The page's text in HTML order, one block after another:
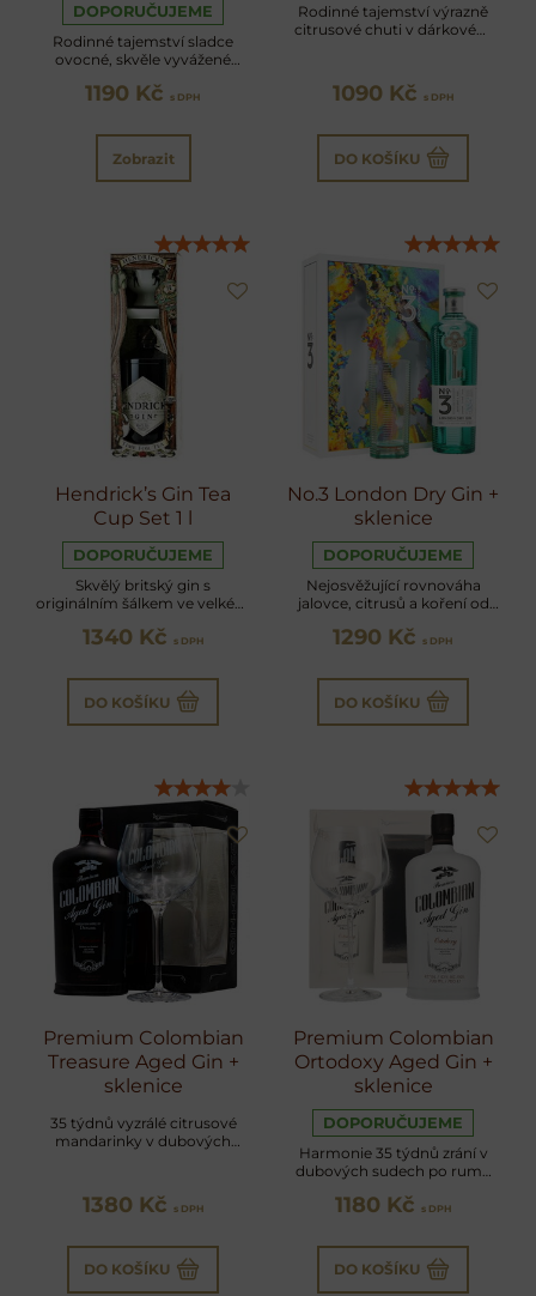
DOPORUČUJEME
Rodinné tajemství sladce
ovocné, skvěle vyvážené
1190 Kč s DPH
Zobrazit
Rodinné tajemství výrazně
citrusové chuti v dárkovém
1090 Kč s DPH
DO KOŠÍKU
Hendrick’s Gin Tea
Cup Set 1 l
DOPORUČUJEME
Skvělý britský gin s
originálním šálkem ve velkém
1340 Kč s DPH
DO KOŠÍKU
No.3 London Dry Gin +
sklenice
DOPORUČUJEME
Nejosvěžující rovnováha
jalovce, citrusů a koření od
1290 Kč s DPH
DO KOŠÍKU
Premium Colombian
Treasure Aged Gin +
sklenice
35 týdnů vyzrálé citrusové
mandarinky v dubových
1380 Kč s DPH
DO KOŠÍKU
Premium Colombian
Ortodoxy Aged Gin +
sklenice
DOPORUČUJEME
Harmonie 35 týdnů zrání v
dubových sudech po rumu
1180 Kč s DPH
DO KOŠÍKU